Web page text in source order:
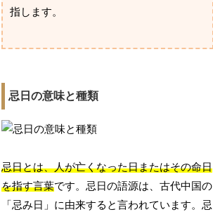
指します。
忌日の意味と種類
忌日とは、人が亡くなった日またはその命日
を指す言葉です。忌日の語源は、古代中国の
「忌み日」に由来すると言われています。忌